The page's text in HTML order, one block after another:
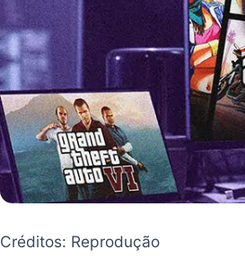
Créditos: Reprodução